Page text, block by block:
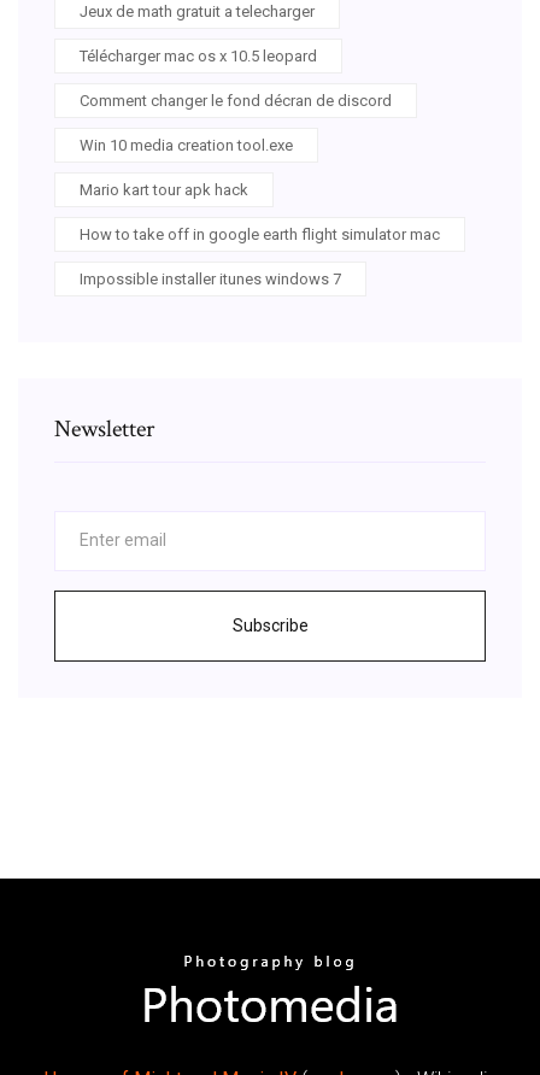
Jeux de math gratuit a telecharger
Télécharger mac os x 10.5 leopard
Comment changer le fond décran de discord
Win 10 media creation tool.exe
Mario kart tour apk hack
How to take off in google earth flight simulator mac
Impossible installer itunes windows 7
Newsletter
Subscribe